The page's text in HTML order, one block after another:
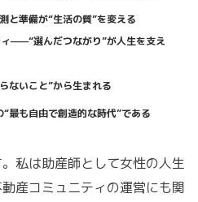
準備が“生活の質”を変える
——“選んだつながり”が人生を支え
ないこと”から生まれる
最も自由で創造的な時代”である
私は助産師として女性の人生
産コミュニティの運営にも関